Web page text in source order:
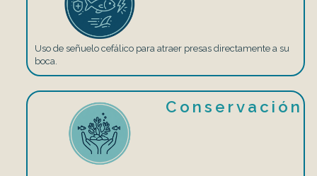
Uso de señuelo cefálico para atraer presas directamente a su
boca.
Conservación